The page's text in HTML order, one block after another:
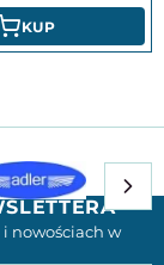
KUP
nowościach w